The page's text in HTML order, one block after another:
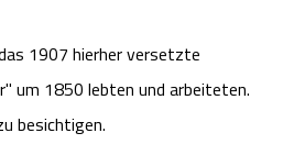
1907 hierher versetzte
um 1850 lebten und arbeiteten.
besichtigen.